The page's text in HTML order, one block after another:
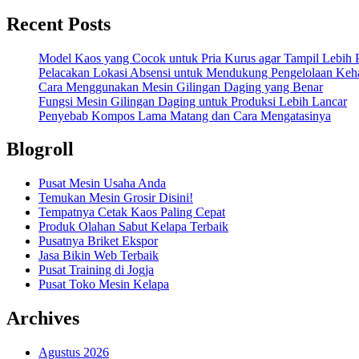
Recent Posts
Model Kaos yang Cocok untuk Pria Kurus agar Tampil Lebih
Pelacakan Lokasi Absensi untuk Mendukung Pengelolaan
Cara Menggunakan Mesin Gilingan Daging yang Benar
Fungsi Mesin Gilingan Daging untuk Produksi Lebih Lancar
Penyebab Kompos Lama Matang dan Cara Mengatasinya
Blogroll
Pusat Mesin Usaha Anda
Temukan Mesin Grosir Disini!
Tempatnya Cetak Kaos Paling Cepat
Produk Olahan Sabut Kelapa Terbaik
Pusatnya Briket Ekspor
Jasa Bikin Web Terbaik
Pusat Training di Jogja
Pusat Toko Mesin Kelapa
Archives
Agustus 2026